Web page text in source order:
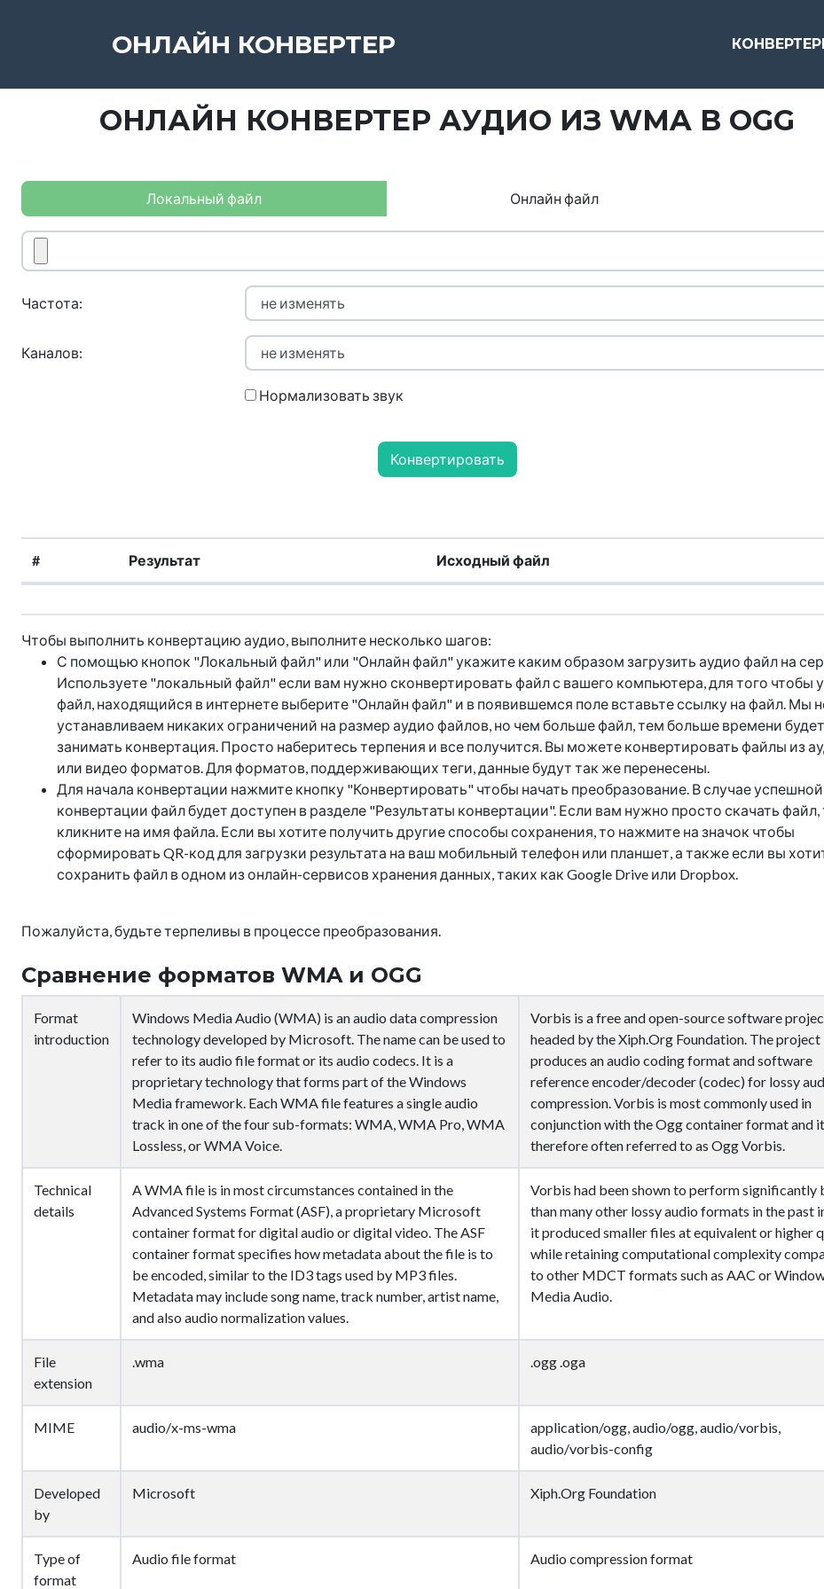
ОНЛАЙН КОНВЕРТЕР
ОНЛАЙН КОНВЕРТЕР АУДИО ИЗ WMA В OGG
Локальный файл Онлайн файл
Частота:
Каналов:
Нормализовать звук
Конвертировать
# Результат Исходный файл
Чтобы выполнить конвертацию аудио, выполните несколько шагов:
С помощью кнопок "Локальный файл" или "Онлайн файл" укажите каким образом загрузить аудио файл на
Используете "локальный файл" если вам нужно сконвертировать файл с вашего компьютера, для того чтобы
файл, находящийся в интернете выберите "Онлайн файл" и в появившемся поле вставьте ссылку на файл. Мы
устанавливаем никаких ограничений на размер аудио файлов, но чем больше файл, тем больше времени будет
занимать конвертация. Просто наберитесь терпения и все получится. Вы можете конвертировать файлы из
или видео форматов. Для форматов, поддерживающих теги, данные будут так же перенесены.
Для начала конвертации нажмите кнопку "Конвертировать" чтобы начать преобразование. В случае успешной
конвертации файл будет доступен в разделе "Результаты конвертации". Если вам нужно просто скачать файл,
кликните на имя файла. Если вы хотите получить другие способы сохранения, то нажмите на значок чтобы
сформировать QR-код для загрузки результата на ваш мобильный телефон или планшет, а также если вы
сохранить файл в одном из онлайн-сервисов хранения данных, таких как Google Drive или Dropbox.
Пожалуйста, будьте терпеливы в процессе преобразования.
Сравнение форматов WMA и OGG
Format
introduction
Windows Media Audio (WMA) is an audio data compression
technology developed by Microsoft. The name can be used to
refer to its audio file format or its audio codecs. It is a
proprietary technology that forms part of the Windows
Media framework. Each WMA file features a single audio
track in one of the four sub-formats: WMA, WMA Pro, WMA
Lossless, or WMA Voice.
Vorbis is a free and open-source software
headed by the Xiph.Org Foundation. The project
produces an audio coding format and software
reference encoder/decoder (codec) for lossy
compression. Vorbis is most commonly used in
conjunction with the Ogg container format and
therefore often referred to as Ogg Vorbis.
Technical
details
A WMA file is in most circumstances contained in the
Advanced Systems Format (ASF), a proprietary Microsoft
container format for digital audio or digital video. The ASF
container format specifies how metadata about the file is to
be encoded, similar to the ID3 tags used by MP3 files.
Metadata may include song name, track number, artist name,
and also audio normalization values.
Vorbis had been shown to perform significantly
than many other lossy audio formats in the past
it produced smaller files at equivalent or higher
while retaining computational complexity
to other MDCT formats such as AAC or
Media Audio.
File
extension
.wma .ogg .oga
MIME audio/x-ms-wma
application/ogg, audio/ogg, audio/vorbis,
audio/vorbis-config
Developed
by
Microsoft Xiph.Org Foundation
Type of
format
Audio file format Audio compression format